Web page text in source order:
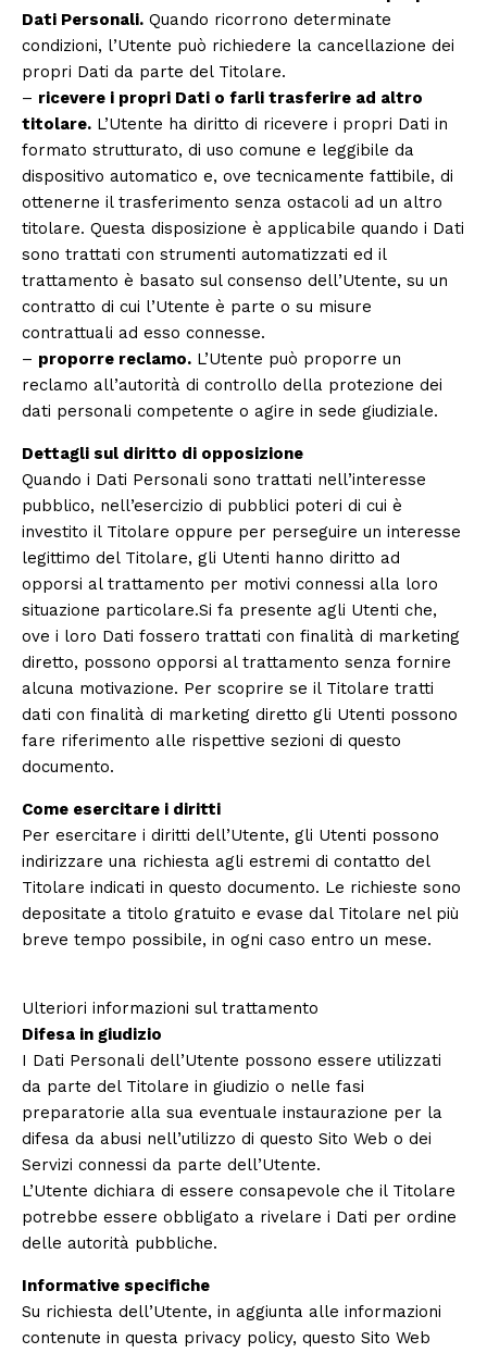
Dati Personali. Quando ricorrono determinate
condizioni, l’Utente può richiedere la cancellazione dei
propri Dati da parte del Titolare.
– ricevere i propri Dati o farli trasferire ad altro
titolare. L’Utente ha diritto di ricevere i propri Dati in
formato strutturato, di uso comune e leggibile da
dispositivo automatico e, ove tecnicamente fattibile, di
ottenerne il trasferimento senza ostacoli ad un altro
titolare. Questa disposizione è applicabile quando i Dati
sono trattati con strumenti automatizzati ed il
trattamento è basato sul consenso dell’Utente, su un
contratto di cui l’Utente è parte o su misure
contrattuali ad esso connesse.
– proporre reclamo. L’Utente può proporre un
reclamo all’autorità di controllo della protezione dei
dati personali competente o agire in sede giudiziale.
Dettagli sul diritto di opposizione
Quando i Dati Personali sono trattati nell’interesse
pubblico, nell’esercizio di pubblici poteri di cui è
investito il Titolare oppure per perseguire un interesse
legittimo del Titolare, gli Utenti hanno diritto ad
opporsi al trattamento per motivi connessi alla loro
situazione particolare.Si fa presente agli Utenti che,
ove i loro Dati fossero trattati con finalità di marketing
diretto, possono opporsi al trattamento senza fornire
alcuna motivazione. Per scoprire se il Titolare tratti
dati con finalità di marketing diretto gli Utenti possono
fare riferimento alle rispettive sezioni di questo
documento.
Come esercitare i diritti
Per esercitare i diritti dell’Utente, gli Utenti possono
indirizzare una richiesta agli estremi di contatto del
Titolare indicati in questo documento. Le richieste sono
depositate a titolo gratuito e evase dal Titolare nel più
breve tempo possibile, in ogni caso entro un mese.
Ulteriori informazioni sul trattamento
Difesa in giudizio
I Dati Personali dell’Utente possono essere utilizzati
da parte del Titolare in giudizio o nelle fasi
preparatorie alla sua eventuale instaurazione per la
difesa da abusi nell’utilizzo di questo Sito Web o dei
Servizi connessi da parte dell’Utente.
L’Utente dichiara di essere consapevole che il Titolare
potrebbe essere obbligato a rivelare i Dati per ordine
delle autorità pubbliche.
Informative specifiche
Su richiesta dell’Utente, in aggiunta alle informazioni
contenute in questa privacy policy, questo Sito Web